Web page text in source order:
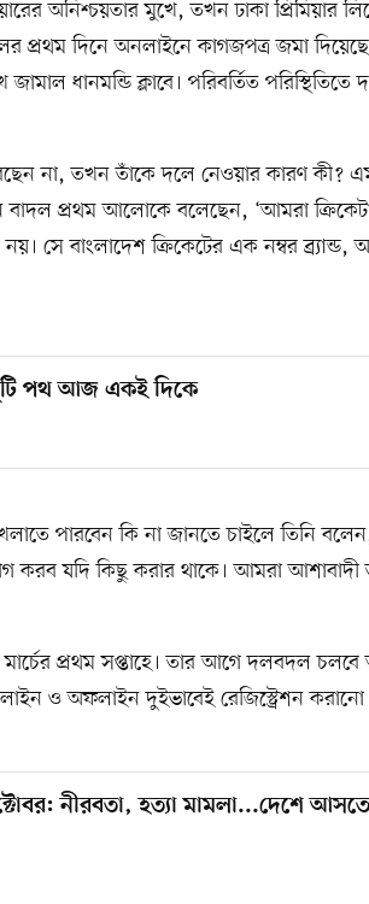
অনিশ্চয়তার মুখে, তখন ঢাকা প্রিমিয়ার
দিনে অনলাইনে কাগজপত্র জমা
ধানমন্ডি ক্লাবে। পরিবর্তিত পরিস্থিতিতে
না, তখন তাঁকে দলে নেওয়ার কারণ কী?
প্রথম আলোকে বলেছেন, ‘আমরা
নয়। সে বাংলাদেশ ক্রিকেটের এক নম্বর
পথ আজ একই দিকে
পারবেন কি না জানতে চাইলে তিনি
যদি কিছু করার থাকে। আমরা আশাবাদী
মার্চের প্রথম সপ্তাহে। তার আগে দলবদল
ও অফলাইন দুইভাবেই রেজিস্ট্রেশন করানো
নীরবতা, হত্যা মামলা...দেশে আসতে